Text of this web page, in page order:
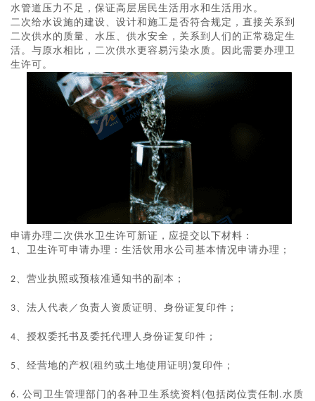
水管道压力不足，保证高层居民生活用水和生活用水。
二次给水设施的建设、设计和施工是否符合规定，直接关系到
二次供水的质量、水压、供水安全，关系到人们的正常稳定生
活。与原水相比， 二次供水 更容易污染水质。因此需要办理卫
生许可。
申请办理二次供水卫生许可新证，应提交以下材料：
1、 卫生许可申请办理：生活饮用水公司基本情况申请办理；
2、 营业执照或预核准通知书的副本；
3、 法人代表／负责人资质证明、身份证复印件；
4、 授权委托书及委托代理人身份证复印件；
5、 经营地的产权 (租约或土地使用证明 )复印件；
6. 公司卫生管理部门的各种卫生系统资料(包括岗位责任制 .水质